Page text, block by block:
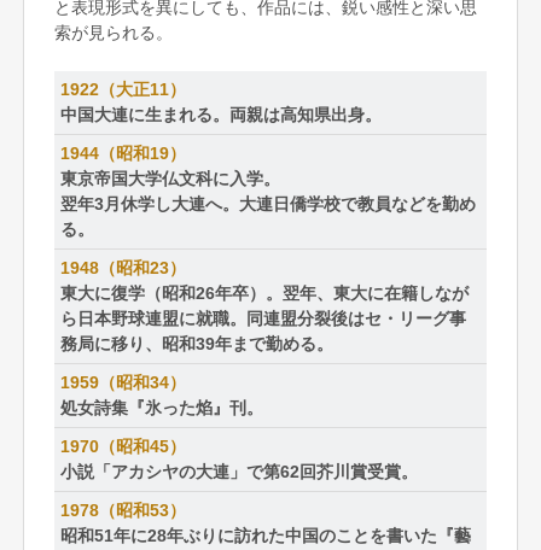
と表現形式を異にしても、作品には、鋭い感性と深い思
索が見られる。
1922（大正11）
中国大連に生まれる。両親は高知県出身。
1944（昭和19）
東京帝国大学仏文科に入学。
翌年3月休学し大連へ。大連日僑学校で教員などを勤め
る。
1948（昭和23）
東大に復学（昭和26年卒）。翌年、東大に在籍しなが
ら日本野球連盟に就職。同連盟分裂後はセ・リーグ事
務局に移り、昭和39年まで勤める。
1959（昭和34）
処女詩集『氷った焰』刊。
1970（昭和45）
小説「アカシヤの大連」で第62回芥川賞受賞。
1978（昭和53）
昭和51年に28年ぶりに訪れた中国のことを書いた『藝